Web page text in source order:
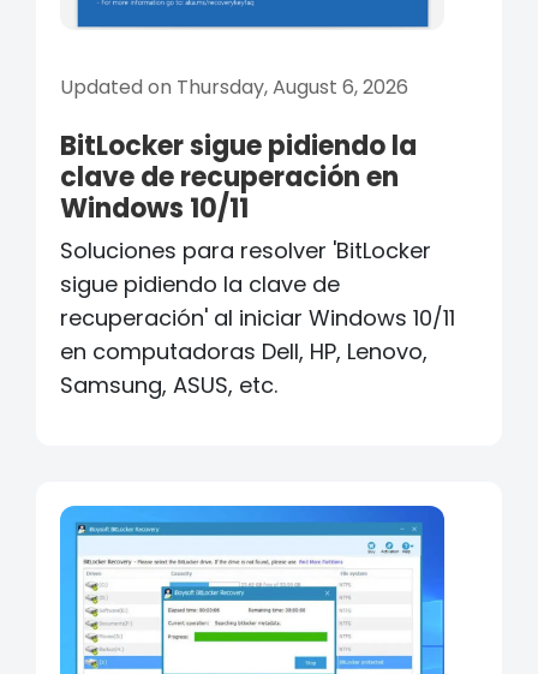
Updated on Thursday, August 6, 2026
BitLocker sigue pidiendo la
clave de recuperación en
Windows 10/11
Soluciones para resolver 'BitLocker
sigue pidiendo la clave de
recuperación' al iniciar Windows 10/11
en computadoras Dell, HP, Lenovo,
Samsung, ASUS, etc.